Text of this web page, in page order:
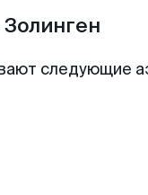
следующие